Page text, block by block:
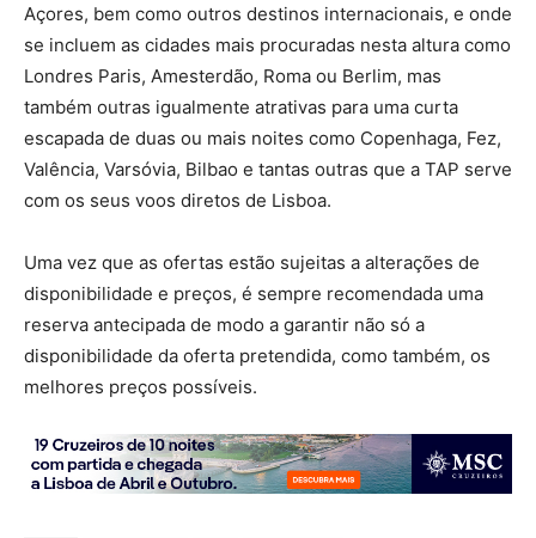
Açores, bem como outros destinos internacionais, e onde
se incluem as cidades mais procuradas nesta altura como
Londres Paris, Amesterdão, Roma ou Berlim, mas
também outras igualmente atrativas para uma curta
escapada de duas ou mais noites como Copenhaga, Fez,
Valência, Varsóvia, Bilbao e tantas outras que a TAP serve
com os seus voos diretos de Lisboa.
Uma vez que as ofertas estão sujeitas a alterações de
disponibilidade e preços, é sempre recomendada uma
reserva antecipada de modo a garantir não só a
disponibilidade da oferta pretendida, como também, os
melhores preços possíveis.